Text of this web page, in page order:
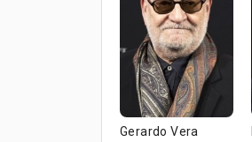
Gerardo Vera